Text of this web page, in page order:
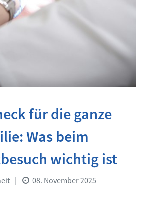
für die ganze
Was beim
wichtig ist
| 08. November 2025